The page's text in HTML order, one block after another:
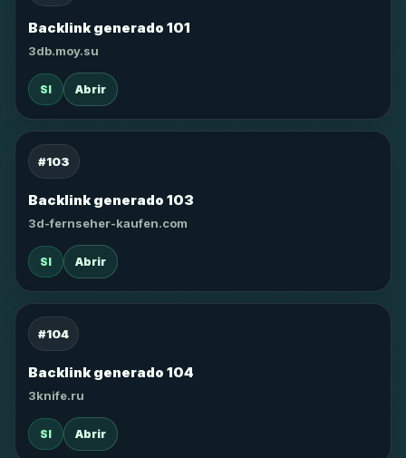
Backlink generado 101
3db.moy.su
SI Abrir
#103
Backlink generado 103
3d-fernseher-kaufen.com
SI Abrir
#104
Backlink generado 104
3knife.ru
SI Abrir